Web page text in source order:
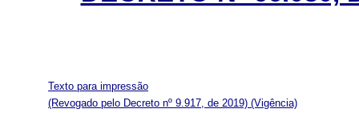
Texto para impressão
(Revogado pelo Decreto nº 9.917, de 2019) (Vigência)